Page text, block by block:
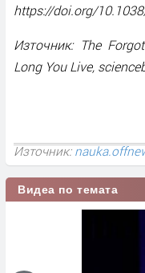
https://doi.org/
Източник: The
Long You Live,
Източник:
Видеа по темата